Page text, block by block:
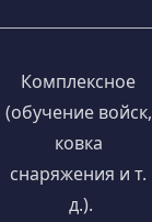
Комплексное
(обучение войск,
ковка
снаряжения и т.
д.).